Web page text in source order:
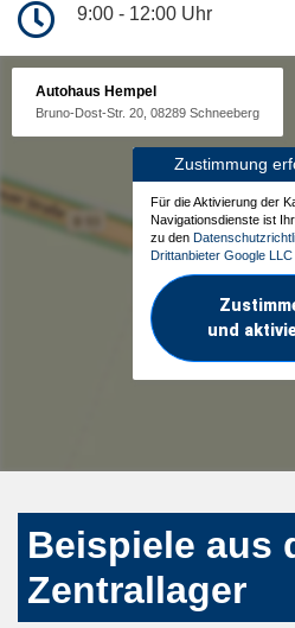
9:00 - 12:00 Uhr
Autohaus Hempel
Bruno-Dost-Str. 20, 08289 Schneeberg
Zustimmung
Für die Aktivierung der
Navigationsdienste ist
zu den
Drittanbieter Google LLC
und
Beispiele aus
Zentrallager